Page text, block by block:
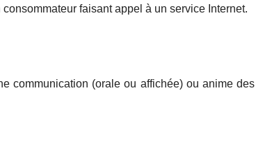
faisant appel à un service Internet.
communication (orale ou affichée) ou anime